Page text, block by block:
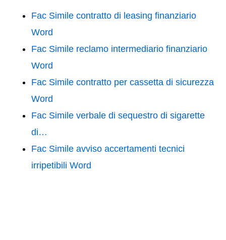
Fac Simile contratto di leasing finanziario
Word
Fac Simile reclamo intermediario finanziario
Word
Fac Simile contratto per cassetta di sicurezza
Word
Fac Simile verbale di sequestro di sigarette
di…
Fac Simile avviso accertamenti tecnici
irripetibili Word